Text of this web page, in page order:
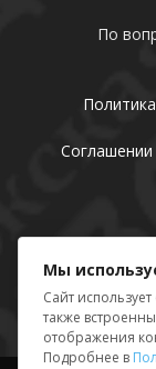
По
Мы
Сайт
также
отображения
Подробнее в